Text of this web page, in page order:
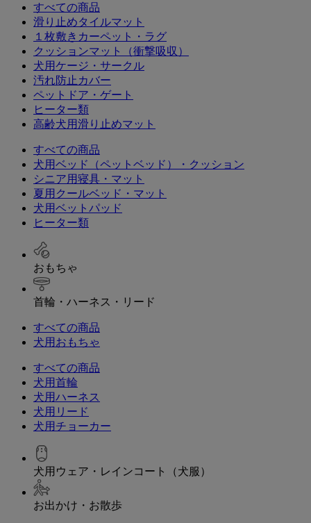
すべての商品
滑り止めタイルマット
１枚敷きカーペット・ラグ
クッションマット（衝撃吸収）
犬用ケージ・サークル
汚れ防止カバー
ペットドア・ゲート
ヒーター類
高齢犬用滑り止めマット
すべての商品
犬用ベッド（ペットベッド）・クッション
シニア用寝具・マット
夏用クールベッド・マット
犬用ベットパッド
ヒーター類
おもちゃ
首輪・ハーネス・リード
すべての商品
犬用おもちゃ
すべての商品
犬用首輪
犬用ハーネス
犬用リード
犬用チョーカー
犬用ウェア・レインコート（犬服）
お出かけ・お散歩